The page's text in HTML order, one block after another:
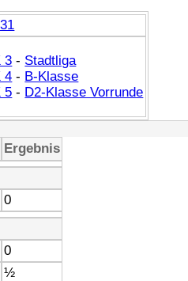
3 - Stadtliga
4 - B-Klasse
5 - D2-Klasse Vorrunde
Ergebnis
0
0
½